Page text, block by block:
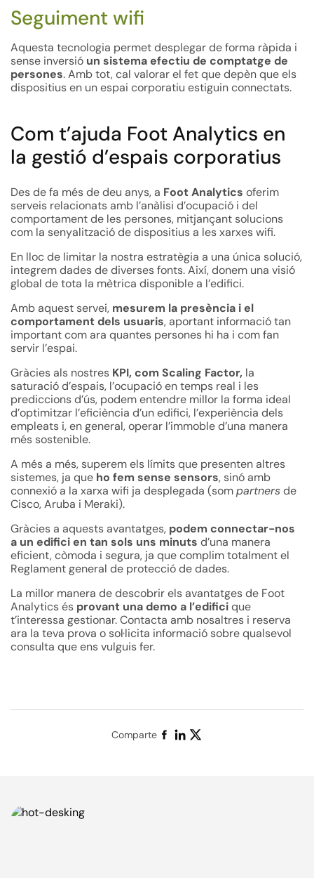
Seguiment wifi
Aquesta tecnologia permet desplegar de forma ràpida i
sense inversió un sistema efectiu de comptatge de
persones. Amb tot, cal valorar el fet que depèn que els
dispositius en un espai corporatiu estiguin connectats.
Com t’ajuda Foot Analytics en
la gestió d’espais corporatius
Des de fa més de deu anys, a Foot Analytics oferim
serveis relacionats amb l’anàlisi d’ocupació i del
comportament de les persones, mitjançant solucions
com la senyalització de dispositius a les xarxes wifi.
En lloc de limitar la nostra estratègia a una única solució,
integrem dades de diverses fonts. Així, donem una visió
global de tota la mètrica disponible a l’edifici.
Amb aquest servei, mesurem la presència i el
comportament dels usuaris, aportant informació tan
important com ara quantes persones hi ha i com fan
servir l’espai.
Gràcies als nostres KPI, com Scaling Factor, la
saturació d’espais, l’ocupació en temps real i les
prediccions d’ús, podem entendre millor la forma ideal
d’optimitzar l’eficiència d’un edifici, l’experiència dels
empleats i, en general, operar l’immoble d’una manera
més sostenible.
A més a més, superem els límits que presenten altres
sistemes, ja que ho fem sense sensors, sinó amb
connexió a la xarxa wifi ja desplegada (sompartnersde
Cisco, Aruba i Meraki).
Gràcies a aquests avantatges, podem connectar-nos
a un edifici en tan sols uns minuts d’una manera
eficient, còmoda i segura, ja que complim totalment el
Reglament general de protecció de dades.
La millor manera de descobrir els avantatges de Foot
Analytics és provant una demo a l’edificique
t’interessa gestionar.Contacta amb nosaltres i reserva
ara la teva prova o sol·licita informació sobre qualsevol
consulta que ens vulguis fer.
Comparte